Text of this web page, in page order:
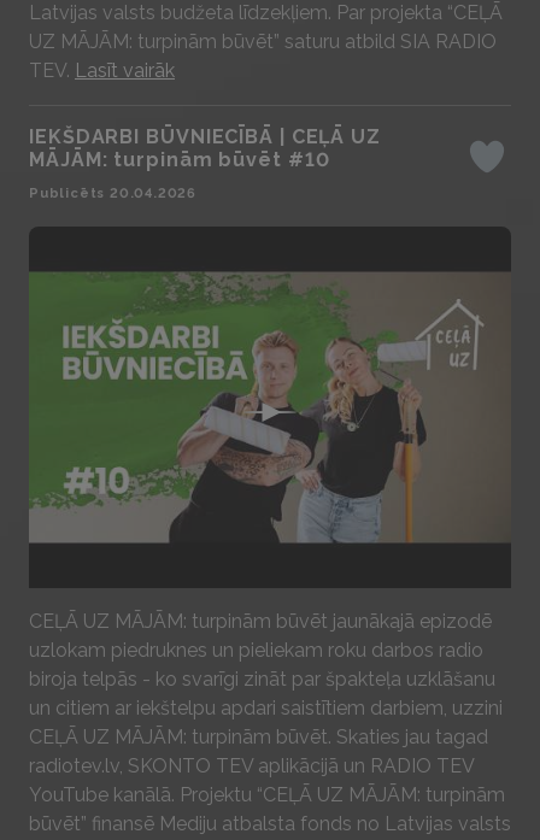
Latvijas valsts budžeta līdzekļiem. Par projekta “CEĻĀ
UZ MĀJĀM: turpinām būvēt” saturu atbild SIA RADIO
TEV. Lasīt vairāk
Play
CEĻĀ UZ MĀJĀM: turpinām būvēt jaunākajā epizodē
uzlokam piedruknes un pieliekam roku darbos radio
biroja telpās - ko svarīgi zināt par špakteļa uzklāšanu
un citiem ar iekštelpu apdari saistītiem darbiem, uzzini
CEĻĀ UZ MĀJĀM: turpinām būvēt. Skaties jau tagad
radiotev.lv, SKONTO TEV aplikācijā un RADIO TEV
YouTube kanālā. Projektu “CEĻĀ UZ MĀJĀM: turpinām
būvēt” finansē Mediju atbalsta fonds no Latvijas valsts
IEKŠDARBI BŪVNIECĪBĀ | CEĻĀ UZ
MĀJĀM: turpinām būvēt #10
Publicēts 20.04.2026